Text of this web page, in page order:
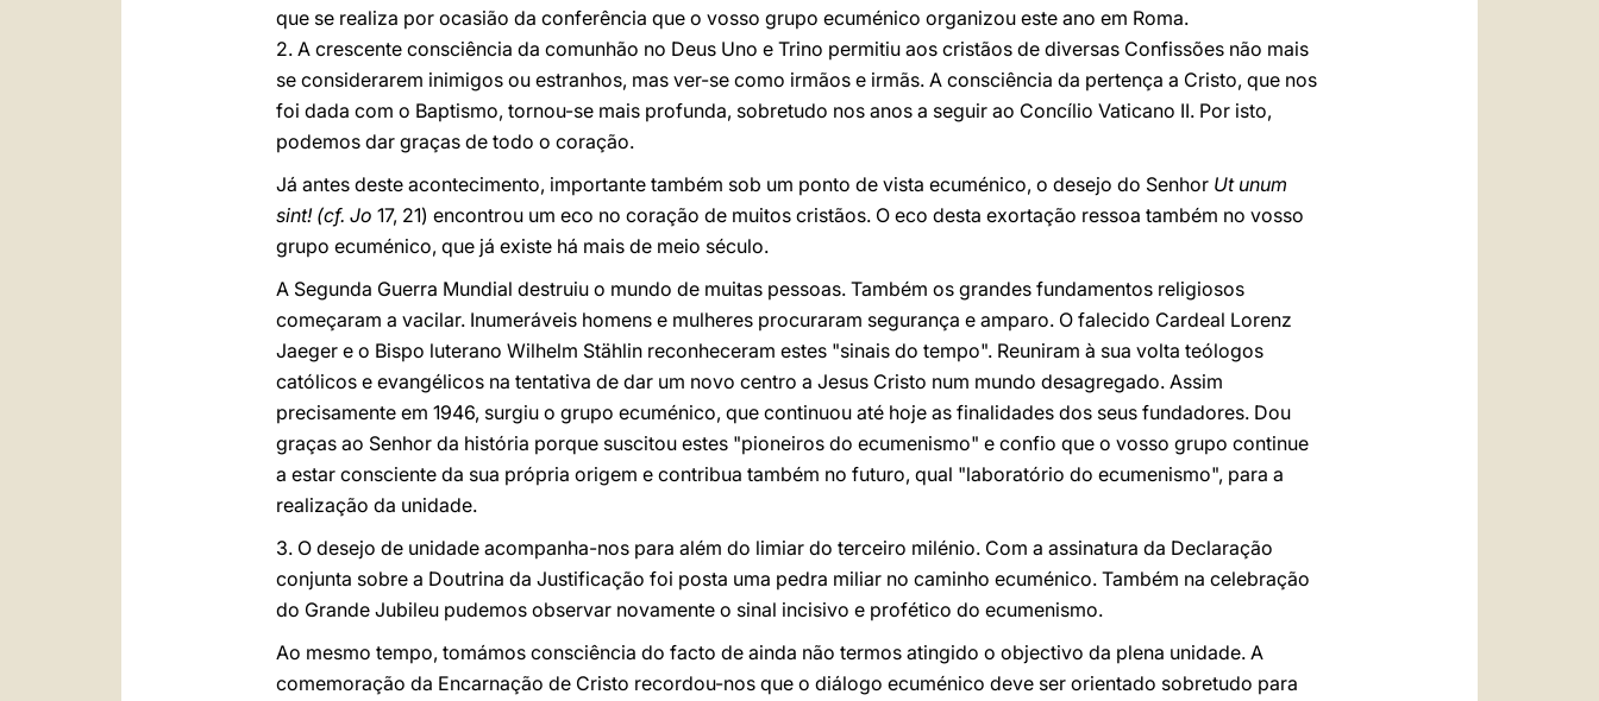
que se realiza por ocasião da conferência que o vosso grupo ecuménico organizou este ano em Roma.
2. A crescente consciência da comunhão no Deus Uno e Trino permitiu aos cristãos de diversas Confissões não mais
se considerarem inimigos ou estranhos, mas ver-se como irmãos e irmãs. A consciência da pertença a Cristo, que nos
foi dada com o Baptismo, tornou-se mais profunda, sobretudo nos anos a seguir ao Concílio Vaticano II. Por isto,
podemos dar graças de todo o coração.
Já antes deste acontecimento, importante também sob um ponto de vista ecuménico, o desejo do Senhor Ut unum
sint! (cf. Jo 17, 21) encontrou um eco no coração de muitos cristãos. O eco desta exortação ressoa também no vosso
grupo ecuménico, que já existe há mais de meio século.
A Segunda Guerra Mundial destruiu o mundo de muitas pessoas. Também os grandes fundamentos religiosos
começaram a vacilar. Inumeráveis homens e mulheres procuraram segurança e amparo. O falecido Cardeal Lorenz
Jaeger e o Bispo luterano Wilhelm Stählin reconheceram estes "sinais do tempo". Reuniram à sua volta teólogos
católicos e evangélicos na tentativa de dar um novo centro a Jesus Cristo num mundo desagregado. Assim
precisamente em 1946, surgiu o grupo ecuménico, que continuou até hoje as finalidades dos seus fundadores. Dou
graças ao Senhor da história porque suscitou estes "pioneiros do ecumenismo" e confio que o vosso grupo continue
a estar consciente da sua própria origem e contribua também no futuro, qual "laboratório do ecumenismo", para a
realização da unidade.
3. O desejo de unidade acompanha-nos para além do limiar do terceiro milénio. Com a assinatura da Declaração
conjunta sobre a Doutrina da Justificação foi posta uma pedra miliar no caminho ecuménico. Também na celebração
do Grande Jubileu pudemos observar novamente o sinal incisivo e profético do ecumenismo.
Ao mesmo tempo, tomámos consciência do facto de ainda não termos atingido o objectivo da plena unidade. A
comemoração da Encarnação de Cristo recordou-nos que o diálogo ecuménico deve ser orientado sobretudo para